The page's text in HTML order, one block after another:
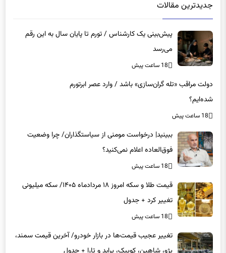
جدیدترین مقالات
پیش‌بینی یک کارشناس / تورم تا پایان سال به این رقم
می‌رسد
18 ساعت پیش
دولت مراقب «تله گران‌سازی» باشد / وارد عصر ابرتورم
شده‌ایم؟
18 ساعت پیش
ببینید| درخواست مومنی از سیاستگذاران/ چرا وضعیت
فوق‌العاده اعلام نمی‌کنید؟
تغییر کرد + جدول